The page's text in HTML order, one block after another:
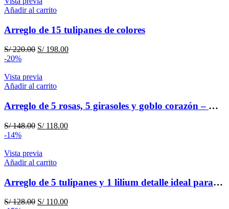
Añadir al carrito
Arreglo de 15 tulipanes de colores
S/220.00 El
era:
S/ 220.00.
S/198.00El
-20%
Vista previa
Añadir al carrito
Arreglo de 5 rosas, 5 girasoles y goblo corazón – Mi princesa
S/148.00 El
era:
S/ 148.00.
S/118.00El
-14%
Vista previa
Añadir al carrito
Arreglo de 5 tulipanes y 1 lilium detalle ideal para oficina, cumpleaños
S/128.00 El
S/110.00El